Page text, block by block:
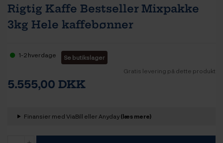
Rigtig Kaffe Bestseller Mixpakke
3kg Hele kaffebønner
1-2 hverdage
Se butikslager
Gratis levering på dette produkt
5.555,00 DKK
Finansier med ViaBill eller Anyday(læs mere)